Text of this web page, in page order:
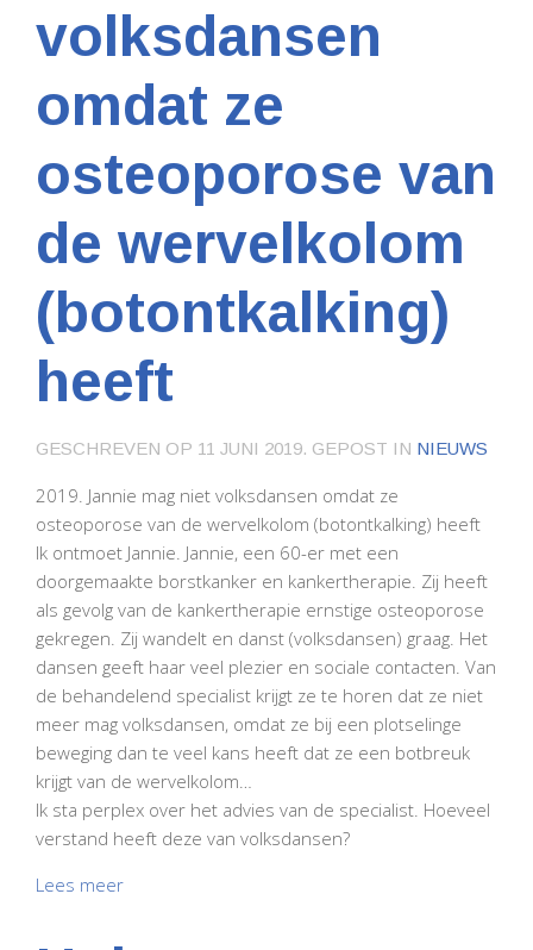
volksdansen
omdat ze
osteoporose van
de wervelkolom
(botontkalking)
heeft
GESCHREVEN OP 11 JUNI 2019. GEPOST IN NIEUWS
2019. Jannie mag niet volksdansen omdat ze
osteoporose van de wervelkolom (botontkalking) heeft
Ik ontmoet Jannie. Jannie, een 60-er met een
doorgemaakte borstkanker en kankertherapie. Zij heeft
als gevolg van de kankertherapie ernstige osteoporose
gekregen. Zij wandelt en danst (volksdansen) graag. Het
dansen geeft haar veel plezier en sociale contacten. Van
de behandelend specialist krijgt ze te horen dat ze niet
meer mag volksdansen, omdat ze bij een plotselinge
beweging dan te veel kans heeft dat ze een botbreuk
krijgt van de wervelkolom…
Ik sta perplex over het advies van de specialist. Hoeveel
verstand heeft deze van volksdansen?
Lees meer